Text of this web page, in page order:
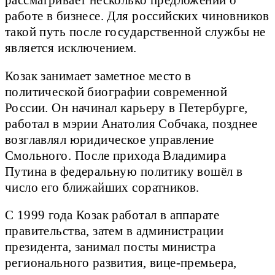
работе в бизнесе. Для российских чиновников
такой путь после государственной службы не
является исключением.
Козак занимает заметное место в
политической биографии современной
России. Он начинал карьеру в Петербурге,
работал в мэрии Анатолия Собчака, позднее
возглавлял юридическое управление
Смольного. После прихода Владимира
Путина в федеральную политику вошёл в
число его ближайших соратников.
С 1999 года Козак работал в аппарате
правительства, затем в администрации
президента, занимал посты министра
регионального развития, вице-премьера,